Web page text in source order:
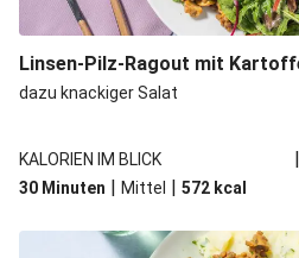
Linsen-Pilz-Ragout mit
dazu knackiger Salat
KALORIEN IM BLICK |
30 Minuten | Mittel | 572 kcal